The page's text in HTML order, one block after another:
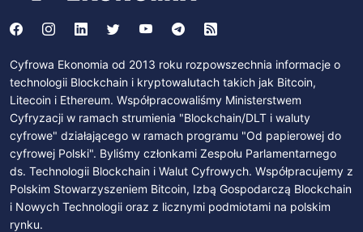
Cyfrowa Ekonomia od 2013 roku rozpowszechnia informacje o
technologii Blockchain i kryptowalutach takich jak Bitcoin,
Litecoin i Ethereum. Współpracowaliśmy Ministerstwem
Cyfryzacji w ramach strumienia "Blockchain/DLT i waluty
cyfrowe" działającego w ramach programu "Od papierowej do
cyfrowej Polski". Byliśmy członkami Zespołu Parlamentarnego
ds. Technologii Blockchain i Walut Cyfrowych. Współpracujemy z
Polskim Stowarzyszeniem Bitcoin, Izbą Gospodarczą Blockchain
i Nowych Technologii oraz z licznymi podmiotami na polskim
rynku.